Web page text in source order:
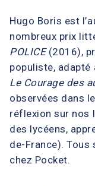
Hugo Boris est
nombreux prix
POLICE (2016),
populiste, adapté
Le Courage des
observées dans
réflexion sur nos
des lycéens,
de-France).
chez Pocket.